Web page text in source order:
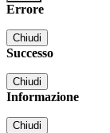
Errore
Chiudi
Successo
Chiudi
Informazione
Chiudi